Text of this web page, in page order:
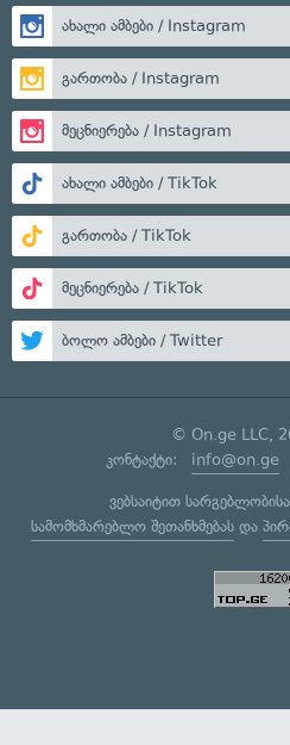
ახალი ამბები / Instagram
გართობა / Instagram
მეცნიერება / Instagram
ახალი ამბები / TikTok
გართობა / TikTok
მეცნიერება / TikTok
ბოლო ამბები / Twitter
© On.ge LLC,
კონტაქტი: info@on.ge
ვებსაიტით
სამომხმარებლო შეთანხმებასდა